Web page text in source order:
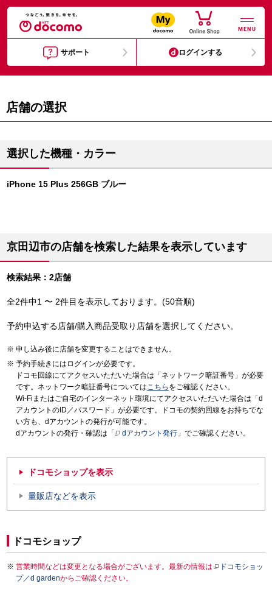
MENU
サポート ログインする
店舗の選択
選択した機種・カラー
iPhone 15 Plus 256GB ブルー
京田辺市の店舗を検索した結果を表示しています
検索結果：2店舗
全2件中1 〜 2件目を表示しております。(50音順)
予約申込する店舗/購入商品受取り店舗を選択してください。
申し込み後に店舗を変更することはできません。
予約手続きにはログインが必要です。
ドコモ回線にてアクセスいただいた場合は「ネットワーク暗証番号」が必要
です。ネットワーク暗証番号についてはこちら をご確認ください。
Wi-Fiまたはご自宅のインターネット環境にてアクセスいただいた場合は「d
アカウントのID／パスワード」が必要です。ドコモの契約回線をお持ちでな
い方も、dアカウントの発行が可能です。
dアカウントの発行・確認は「
dアカウント発行 」でご確認ください。
ドコモショップを表示
量販店などを表示
ドコモショップ
営業時間などは変更となる場合がございます。最新の情報は
ドコモショッ
プ／d gardenからご確認ください。